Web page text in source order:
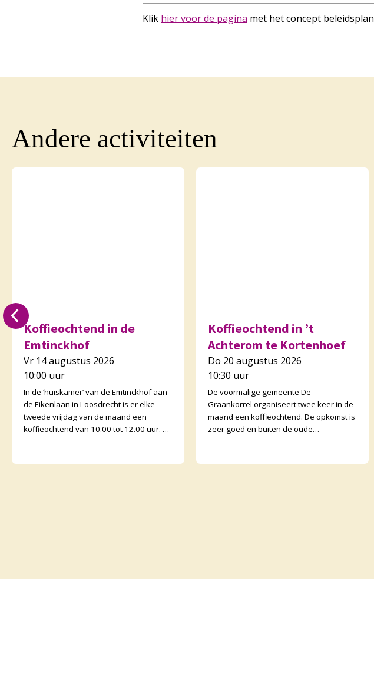
Klik hier voor de pagina met het concept beleidsplan
Andere activiteiten
Koffieochtend in de
Emtinckhof
Vr 14 augustus 2026
10:00 uur
In de ‘huiskamer’ van de Emtinckhof aan
de Eikenlaan in Loosdrecht is er elke
tweede vrijdag van de maand een
koffieochtend van 10.00 tot 12.00 uur. U
Koffieochtend in ’t
Achterom te Kortenhoef
Do 20 augustus 2026
10:30 uur
De voormalige gemeente De
Graankorrel organiseert twee keer in de
maand een koffieochtend. De opkomst is
zeer goed en buiten de oude